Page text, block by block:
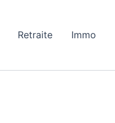
Retraite Immo